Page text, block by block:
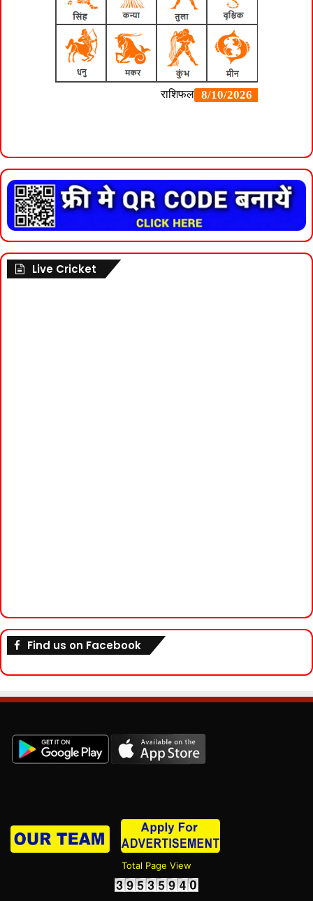
Live Cricket
Find us on Facebook
Total Page View